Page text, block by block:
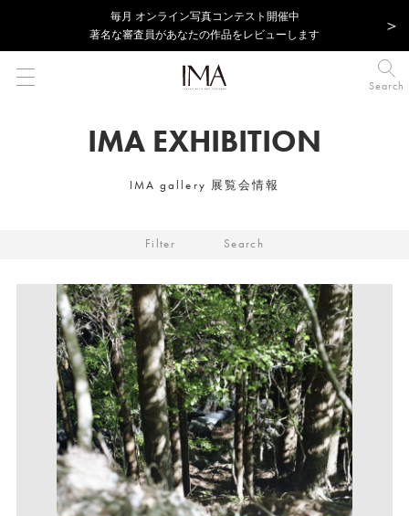
毎⽉ オンライン写真コンテスト開催中
著名な審査員があなたの作品をレビューします
Search
IMA EXHIBITION
IMA gallery 展覧会情報
Filter Search